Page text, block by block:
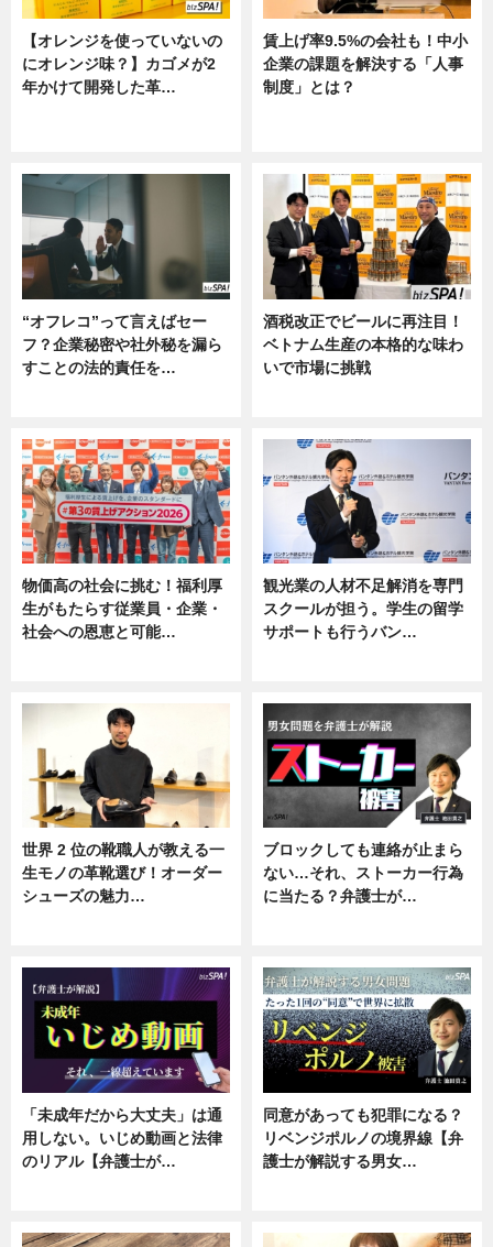
【オレンジを使っていないの
にオレンジ味？】カゴメが2
年かけて開発した革…
賃上げ率9.5%の会社も！中小
企業の課題を解決する「人事
制度」とは？
“オフレコ”って言えばセー
フ？企業秘密や社外秘を漏ら
すことの法的責任を…
酒税改正でビールに再注目！
ベトナム生産の本格的な味わ
いで市場に挑戦
物価高の社会に挑む！福利厚
生がもたらす従業員・企業・
社会への恩恵と可能…
観光業の人材不足解消を専門
スクールが担う。学生の留学
サポートも行うバン…
世界 2 位の靴職人が教える一
生モノの革靴選び！オーダー
シューズの魅力…
ブロックしても連絡が止まら
ない…それ、ストーカー行為
に当たる？弁護士が…
「未成年だから大丈夫」は通
用しない。いじめ動画と法律
のリアル【弁護士が…
同意があっても犯罪になる？
リベンジポルノの境界線【弁
護士が解説する男女…